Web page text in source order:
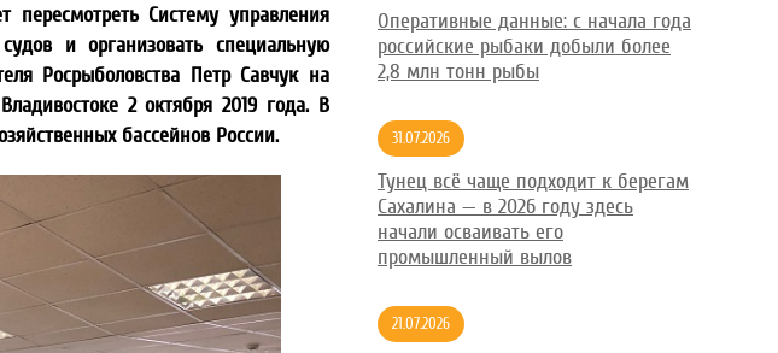
Систему управления
и организовать специальную
Росрыболовства Петр Савчук на
2 октября 2019 года. В
бассейнов России.
Оперативные данные: с начала года
российские рыбаки добыли более
2,8 млн тонн рыбы
31.07.2026
Тунец всё чаще подходит к берегам
Сахалина — в 2026 году здесь
начали осваивать его
промышленный вылов
21.07.2026